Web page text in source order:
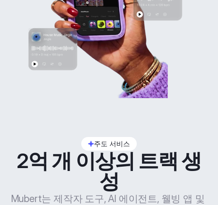
주도 서비스
2억 개 이상의 트랙 생
성
Mubert는 제작자 도구, AI 에이전트, 웰빙 앱 및